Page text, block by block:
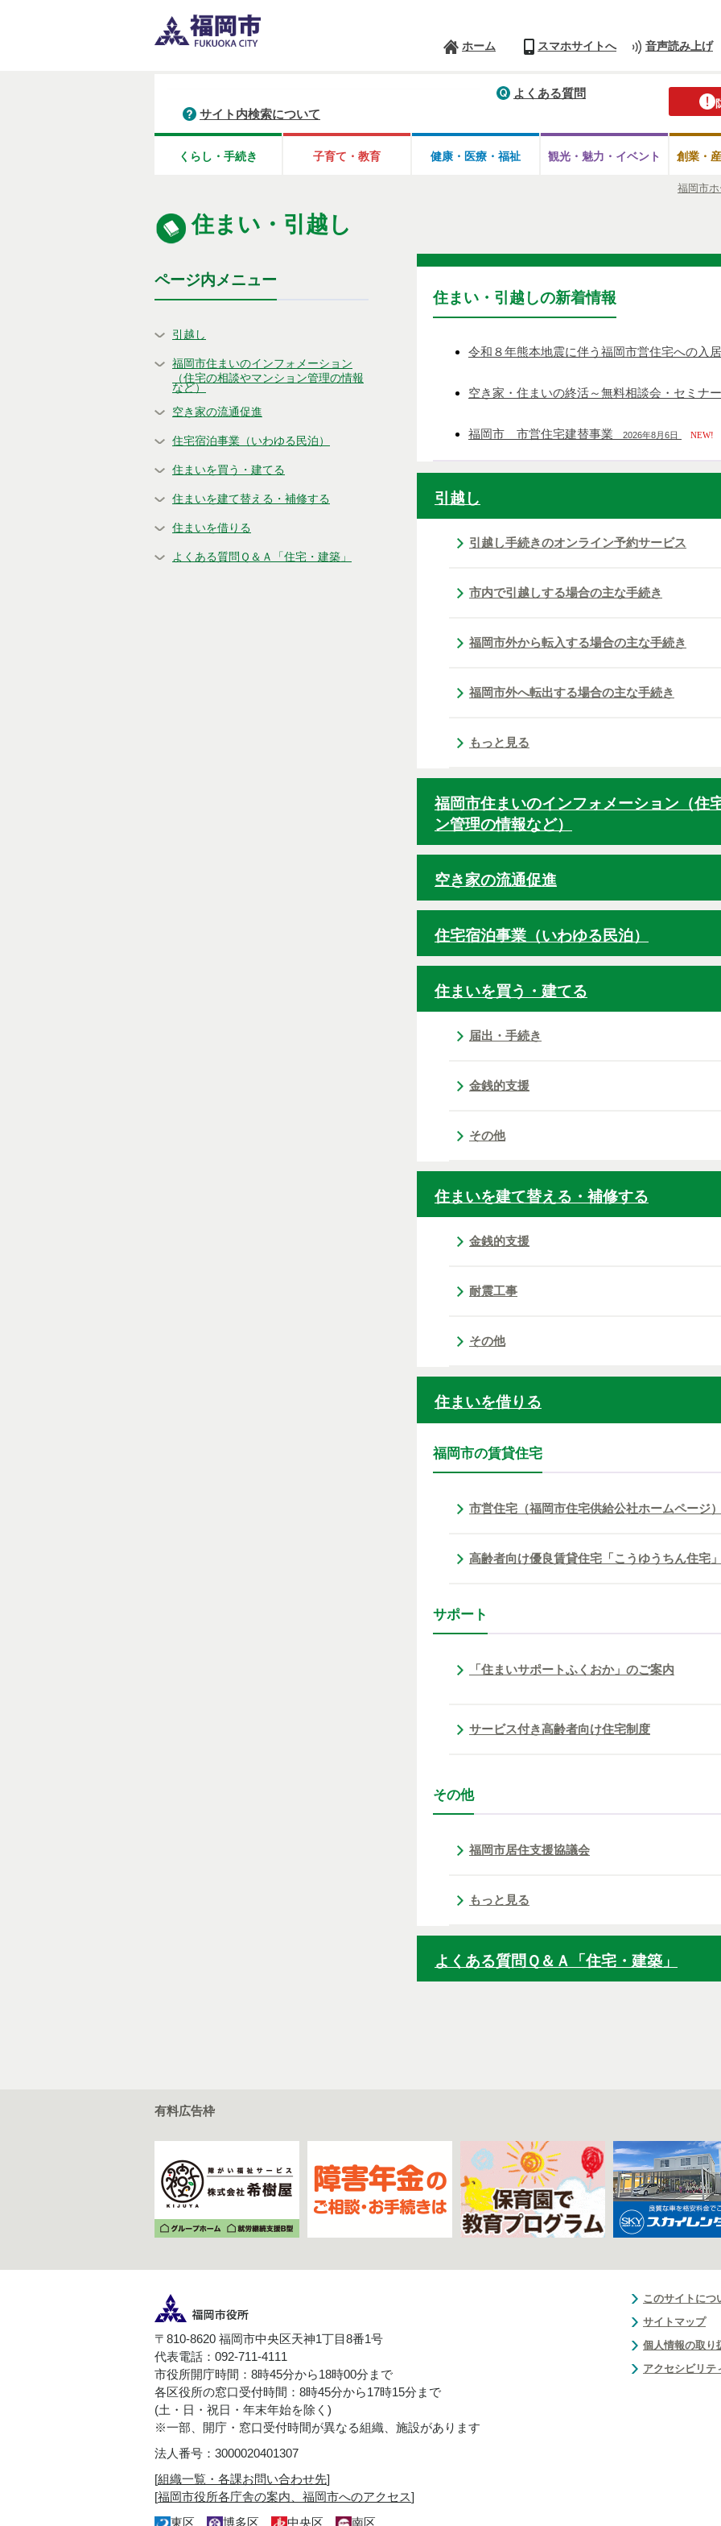
ホーム スマホサイトへ 音声読み上げ
よくある質問
サイト内検索について
くらし・手続き 子育て・教育 健康・医療・ 福祉 観光・魅力・ イベント 創業・
福岡市
住まい・引越し
ページ内メニュー
引越し
福岡市住まいのインフォメーション
（住宅の相談やマンション管理の情報
など）
空き家の流通促進
住宅宿泊事業（いわゆる民泊）
住まいを買う・建てる
住まいを建て替える・補修する
住まいを借りる
よくある質問Ｑ＆Ａ「住宅・建築」
住まい・引越しの新着情報
令和８年熊本地震に伴う福岡市営住宅への入
空き家・住まいの終活～無料相談会・セミ
福岡市 市営住宅建替事業 2026年8月6日 NEW!
引越し
引越し手続きのオンライン予約サービス
市内で引越しする場合の主な手続き
福岡市外から転入する場合の主な手続き
福岡市外へ転出する場合の主な手続き
もっと見る
福岡市住まいのインフォメーション（住
ン管理の情報など）
空き家の流通促進
住宅宿泊事業（いわゆる民泊）
住まいを買う・建てる
届出・手続き
金銭的支援
その他
住まいを建て替える・補修する
金銭的支援
耐震工事
その他
住まいを借りる
福岡市の賃貸住宅
市営住宅（福岡市住宅供給公社ホームページ
高齢者向け優良賃貸住宅「こうゆうちん住宅
サポート
「住まいサポートふくおか」のご案内
サービス付き高齢者向け住宅制度
その他
福岡市居住支援協議会
もっと見る
よくある質問Ｑ＆Ａ「住宅・建築」
有料広告枠
〒810-8620 福岡市中央区天神1丁目8番1号
代表電話：092-711-4111
市役所開庁時間：8時45分から18時00分まで
各区役所の窓口受付時間：8時45分から17時15分まで
(土・日・祝日・年末年始を除く)
※一部、開庁・窓口受付時間が異なる組織、施設があります
法人番号：3000020401307
[組織一覧・各課お問い合わせ先]
[福岡市役所各庁舎の案内、福岡市へのアクセス]
東区
博多区 中央区 南区
このサイトにつ
サイトマップ
個人情報の取り
アクセシビリテ